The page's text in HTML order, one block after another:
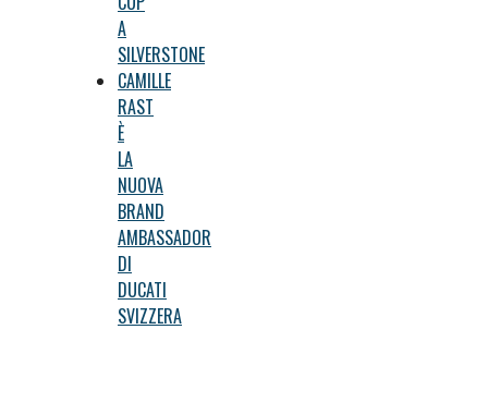
A
SILVERSTONE
CAMILLE
RAST
È
LA
NUOVA
BRAND
AMBASSADOR
DI
DUCATI
SVIZZERA